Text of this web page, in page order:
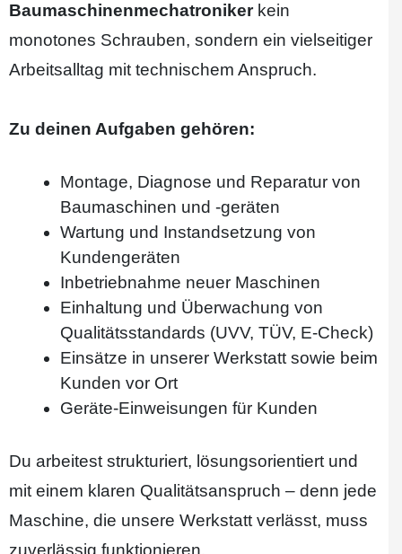
Baumaschinenmechatronikerkein
monotones Schrauben, sondern ein vielseitiger
Arbeitsalltag mit technischem Anspruch.
Zu deinen Aufgaben gehören:
Montage, Diagnose und Reparatur von
Baumaschinen und -geräten
Wartung und Instandsetzung von
Kundengeräten
Inbetriebnahme neuer Maschinen
Einhaltung und Überwachung von
Qualitätsstandards (UVV, TÜV, E-Check)
Einsätze in unserer Werkstatt sowie beim
Kunden vor Ort
Geräte-Einweisungen für Kunden
Du arbeitest strukturiert, lösungsorientiert und
mit einem klaren Qualitätsanspruch – denn jede
Maschine, die unsere Werkstatt verlässt, muss
zuverlässig funktionieren.